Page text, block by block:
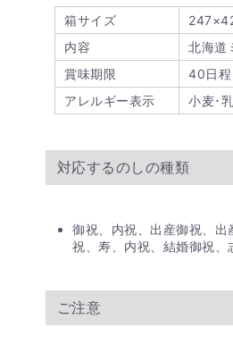
箱サイズ
内容
北海道
賞味期限
40日程
アレルギー表示
小麦･
対応するのしの種類
御祝、内祝、出産御祝、
祝、寿、内祝、結婚御祝、
ご注意